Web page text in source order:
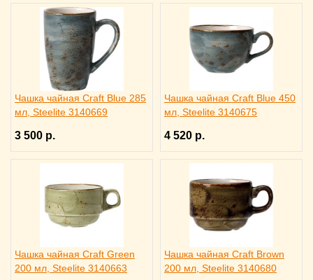
Чашка чайная Craft Blue 285
мл, Steelite 3140669
3 500 р.
Чашка чайная Craft Blue 450
мл, Steelite 3140675
4 520 р.
Чашка чайная Craft Green
200 мл, Steelite 3140663
Чашка чайная Craft Brown
200 мл, Steelite 3140680